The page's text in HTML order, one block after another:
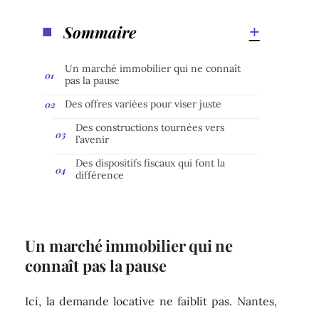
Sommaire
Un marché immobilier qui ne connaît
pas la pause
Des offres variées pour viser juste
Des constructions tournées vers
l’avenir
Des dispositifs fiscaux qui font la
différence
Un marché immobilier qui ne
connaît pas la pause
Ici, la demande locative ne faiblit pas. Nantes,